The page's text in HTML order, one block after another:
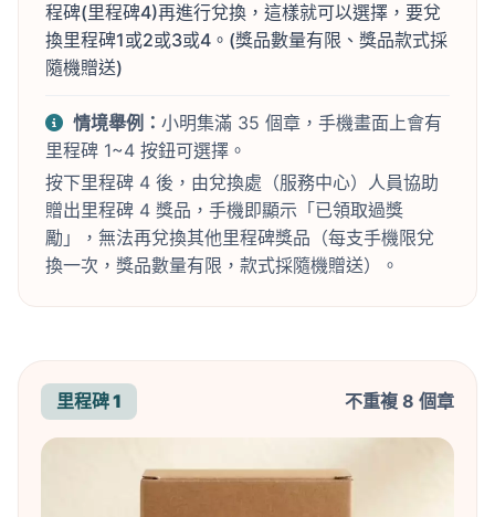
程碑(里程碑4)再進行兌換，這樣就可以選擇，要兌
換里程碑1或2或3或4。(獎品數量有限、獎品款式採
隨機贈送)
情境舉例： 小明集滿 35 個章，手機畫面上會有
里程碑 1~4 按鈕可選擇。
按下里程碑 4 後，由兌換處（服務中心）人員協助
贈出里程碑 4 獎品，手機即顯示「已領取過獎
勵」，無法再兌換其他里程碑獎品（每支手機限兌
換一次，獎品數量有限，款式採隨機贈送）。
里程碑 1 不重複 8 個章